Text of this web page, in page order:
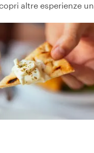
altre esperienze